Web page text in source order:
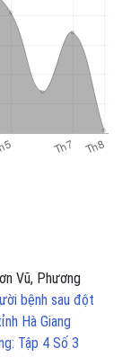
Vũ, Phương
bệnh sau đột
Hà Giang
Tập 4 Số 3